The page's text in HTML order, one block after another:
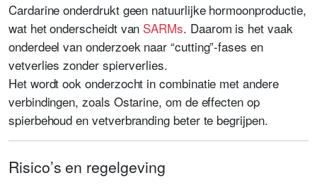
Cardarine onderdrukt geen natuurlijke hormoonproductie,
wat het onderscheidt van SARMs. Daarom is het vaak
onderdeel van onderzoek naar “cutting”-fases en
vetverlies zonder spierverlies.
Het wordt ook onderzocht in combinatie met andere
verbindingen, zoals Ostarine, om de effecten op
spierbehoud en vetverbranding beter te begrijpen.
Risico’s en regelgeving